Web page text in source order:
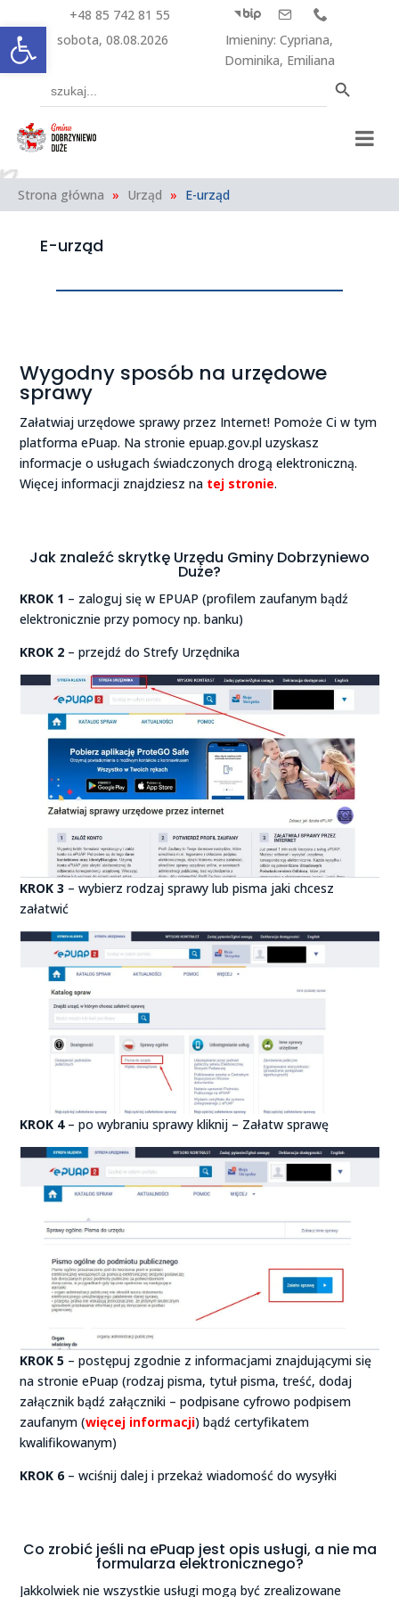
Otwórz pasek narzędzi
+48 85 742 81 55   
sobota, 08.08.2026 Imieniny:Cypriana,
Dominika, Emiliana
for:
Strona główna » Urząd » E-urząd
E-urząd
Wygodny sposób na urzędowe
sprawy
Załatwiaj urzędowe sprawy przez Internet! Pomoże Ci w tym
platforma ePuap. Na stronie epuap.gov.pl uzyskasz
informacje o usługach świadczonych drogą elektroniczną.
Więcej informacji znajdziesz na tej stronie.
Jak znaleźć skrytkę Urzędu Gminy Dobrzyniewo
Duże?
KROK 1 – zaloguj się w EPUAP (profilem zaufanym bądź
elektronicznie przy pomocy np. banku)
KROK 2 – przejdź do Strefy Urzędnika
KROK 3 – wybierz rodzaj sprawy lub pisma jaki chcesz
załatwić
KROK 4– po wybraniu sprawy kliknij – Załatw sprawę
KROK 5 – postępuj zgodnie z informacjami znajdującymi się
na stronie ePuap (rodzaj pisma, tytuł pisma, treść, dodaj
załącznik bądź załączniki – podpisane cyfrowo podpisem
zaufanym (więcej informacji) bądź certyfikatem
kwalifikowanym)
KROK 6– wciśnij dalej i przekaż wiadomość do wysyłki
Co zrobić jeśli na ePuap jest opis usługi, a nie ma
formularza elektronicznego?
Jakkolwiek nie wszystkie usługi mogą być zrealizowane